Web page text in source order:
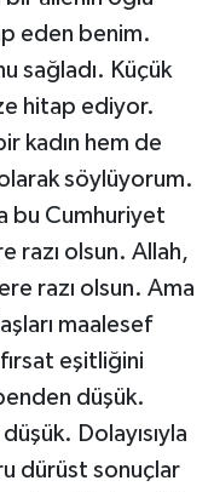
eden benim.
sağladı. Küçük
hitap ediyor.
kadın hem de
söylüyorum.
bu Cumhuriyet
razı olsun. Allah,
razı olsun. Ama
maalesef
eşitliğini
düşük.
Dolayısıyla
dürüst sonuçlar